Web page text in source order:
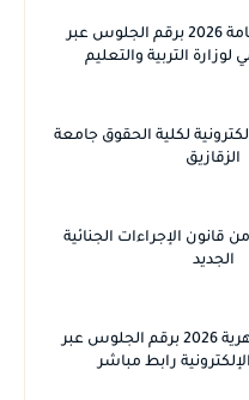
نتيجة الثانوية العامة 2026 برقم الجلوس عبر
التربية والتعليم
لكلية الحقوق جامعة
الزقازيق
شرح المادة 404 من قانون الإجراءات الجنائية
الجديد
نتيجة الثانوية الأزهرية 2026 برقم الجلوس عبر
الإلكترونية رابط مباشر